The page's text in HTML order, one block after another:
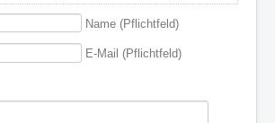
Name (Pflichtfeld)
E-Mail (Pflichtfeld)